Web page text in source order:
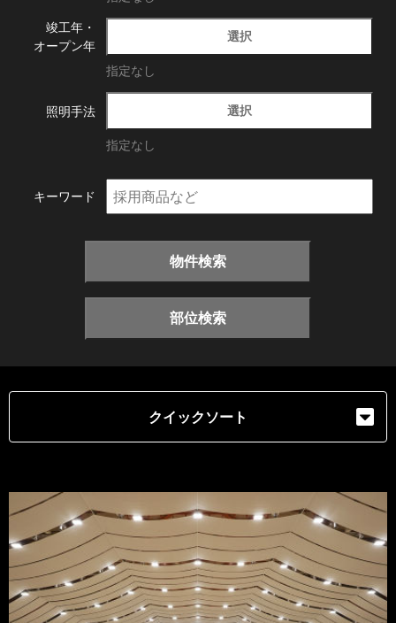
竣工年・
オープン年
選択
指定なし
照明手法 選択
指定なし
キーワード
物件検索
部位検索
クイックソート